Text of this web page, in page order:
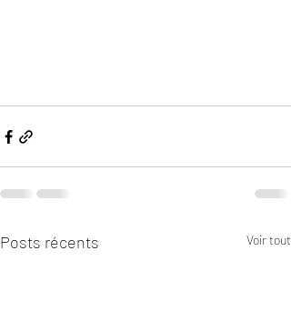
Posts récents Voir tout